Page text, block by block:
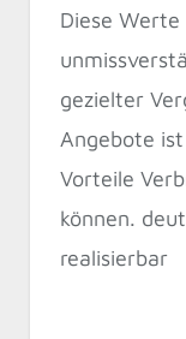
Diese
gezielter
Angebote
Vorteile
können.
realisierbar